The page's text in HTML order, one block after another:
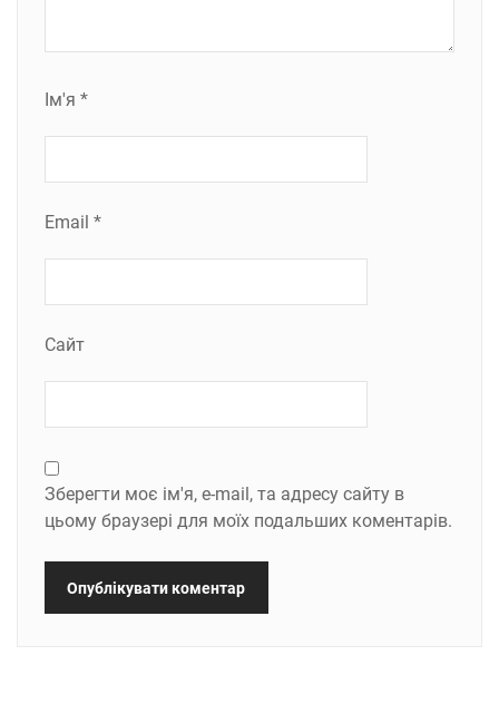
Ім'я *
Email *
Сайт
Зберегти моє ім'я, e-mail, та адресу сайту в
цьому браузері для моїх подальших коментарів.